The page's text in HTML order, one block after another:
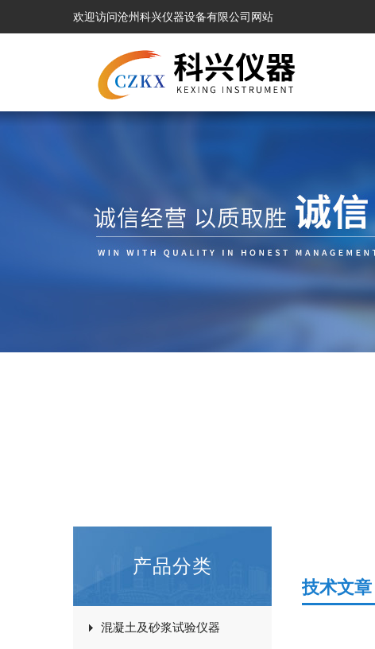
欢迎访问沧州科兴仪器设备有限公司网站
产品分类
混凝土及砂浆试验仪器
技术文章